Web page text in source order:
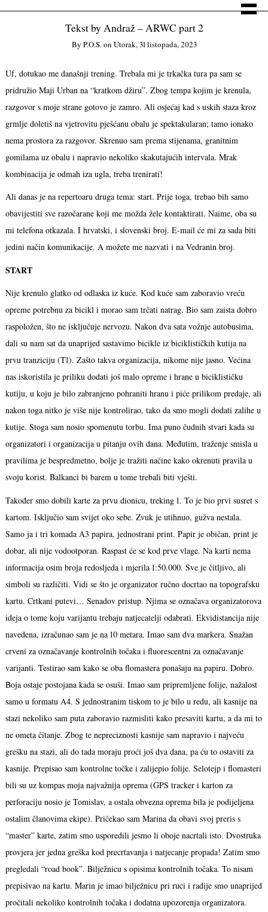
Tekst by Andraž – ARWC part 2
By P.o.s.on Utorak, 31 listopada, 2023
Uf, dotukao me današnji trening. Trebala mi je trkačka tura pa sam se
pridružio Maji Urban na “kratkom džiru”. Zbog tempa kojim je krenula,
razgovor s moje strane gotovo je zamro. Ali osjećaj kad s uskih staza kroz
grmlje doletiš na vjetrovitu pješćanu obalu je spektakularan; tamo ionako
nema prostora za razgovor. Skrenuo sam prema stijenama, granitnim
gomilama uz obalu i napravio nekoliko skakutajućih intervala. Mrak
kombinacija je odmah iza ugla, treba trenirati!
Ali danas je na repertoaru druga tema: start. Prije toga, trebao bih samo
obavijestiti sve razočarane koji me možda žele kontaktirati. Naime, oba su
mi telefona otkazala. I hrvatski, i slovenski broj. E-mail će mi za sada biti
jedini način komunikacije. A možete me nazvati i na Vedranin broj.
START
Nije krenulo glatko od odlaska iz kuće. Kod kuće sam zaboravio vreću
opreme potrebnu za bicikl i morao sam trčati natrag. Bio sam zaista dobro
raspoložen, što ne isključuje nervozu. Nakon dva sata vožnje autobusima,
dali su nam sat da unaprijed sastavimo bicikle iz biciklističkih kutija na
prvu tranziciju (T1). Zašto takva organizacija, nikome nije jasno. Većina
nas iskoristila je priliku dodati još malo opreme i hrane u biciklističku
kutiju, u koju je bilo zabranjeno pohraniti hranu i piće prilikom predaje, ali
nakon toga nitko je više nije kontrolirao, tako da smo mogli dodati zalihe u
kutije. Stoga sam nosio spomenutu torbu. Ima puno čudnih stvari kada su
organizatori i organizacija u pitanju ovih dana. Međutim, traženje smisla u
pravilima je bespredmetno, bolje je tražiti načine kako okrenuti pravila u
svoju korist. Balkanci bi barem u tome trebali biti vješti.
Također smo dobili karte za prvu dionicu, treking 1. To je bio prvi susret s
kartom. Isključio sam svijet oko sebe. Zvuk je utihnuo, gužva nestala.
Samo ja i tri komada A3 papira, jednostrani print. Papir je običan, print je
dobar, ali nije vodootporan. Raspast će se kod prve vlage. Na karti nema
informacija osim broja redosljeda i mjerila 1:50.000. Sve je čitljivo, ali
simboli su različiti. Vidi se što je organizator ručno docrtao na topografsku
kartu. Crtkani putevi… Senadov pristup. Njima se označava organizatorova
ideja o tome koju varijantu trebaju natjecatelji odabrati. Ekvidistancija nije
navedena, izračunao sam je na 10 metara. Imao sam dva markera. Snažan
crveni za označavanje kontrolnih točaka i fluorescentni za označavanje
varijanti. Testirao sam kako se oba flomastera ponašaju na papiru. Dobro.
Boja ostaje postojana kada se osuši. Imao sam pripremljene folije, nažalost
samo u formatu A4. S jednostranim tiskom to je bilo u redu, ali kasnije na
stazi nekoliko sam puta zaboravio razmisliti kako presaviti kartu, a da mi to
ne ometa čitanje. Zbog te nepreciznosti kasnije sam napravio i najveću
grešku na stazi, ali do tada moraju proći još dva dana, pa ću to ostaviti za
kasnije. Prepisao sam kontrolne točke i zalijepio folije. Selotejp i flomasteri
bili su uz kompas moja najvažnija oprema (GPS tracker i karton za
perforaciju nosio je Tomislav, a ostala obvezna oprema bila je podijeljena
ostalim članovima ekipe). Pričekao sam Marina da obavi svoj preris s
“master” karte, zatim smo usporedili jesmo li oboje nacrtali isto. Dvostruka
provjera jer jedna greška kod precrtavanja i natjecanje propada! Zatim smo
pregledali “road book”. Bilježnicu s opisima kontrolnih točaka. To nisam
prepisivao na kartu. Marin je imao bilježnicu pri ruci i radije smo unaprijed
pročitali nekoliko kontrolnih točaka i dodatna upozorenja organizatora.